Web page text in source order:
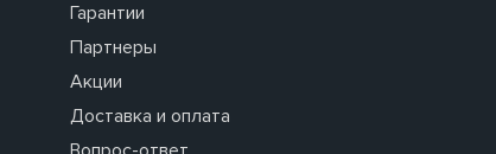
Гарантии
Партнеры
Акции
Доставка и оплата